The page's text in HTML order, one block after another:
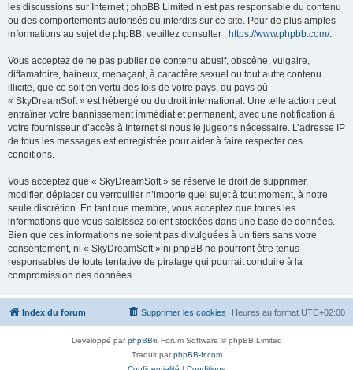
les discussions sur Internet ; phpBB Limited n’est pas responsable du contenu
ou des comportements autorisés ou interdits sur ce site. Pour de plus amples
informations au sujet de phpBB, veuillez consulter : https://www.phpbb.com/.
Vous acceptez de ne pas publier de contenu abusif, obscène, vulgaire,
diffamatoire, haineux, menaçant, à caractère sexuel ou tout autre contenu
illicite, que ce soit en vertu des lois de votre pays, du pays où
« SkyDreamSoft » est hébergé ou du droit international. Une telle action peut
entraîner votre bannissement immédiat et permanent, avec une notification à
votre fournisseur d’accès à Internet si nous le jugeons nécessaire. L’adresse IP
de tous les messages est enregistrée pour aider à faire respecter ces
conditions.
Vous acceptez que « SkyDreamSoft » se réserve le droit de supprimer,
modifier, déplacer ou verrouiller n’importe quel sujet à tout moment, à notre
seule discrétion. En tant que membre, vous acceptez que toutes les
informations que vous saisissez soient stockées dans une base de données.
Bien que ces informations ne soient pas divulguées à un tiers sans votre
consentement, ni « SkyDreamSoft » ni phpBB ne pourront être tenus
responsables de toute tentative de piratage qui pourrait conduire à la
compromission des données.
Index du forum Heures au format UTC+02:00
Supprimer les cookies
Développé parphpBB® Forum Software © phpBB Limited
Traduit parphpBB-fr.com